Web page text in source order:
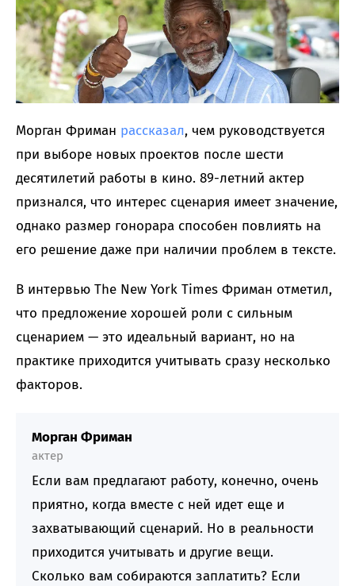
Морган Фриман рассказал, чем руководствуется
при выборе новых проектов после шести
десятилетий работы в кино. 89-летний актер
признался, что интерес сценария имеет значение,
однако размер гонорара способен повлиять на
его решение даже при наличии проблем в тексте.
В интервью The New York Times Фриман отметил,
что предложение хорошей роли с сильным
сценарием — это идеальный вариант, но на
практике приходится учитывать сразу несколько
факторов.
Морган Фриман
актер
Если вам предлагают работу, конечно, очень
приятно, когда вместе с ней идет еще и
захватывающий сценарий. Но в реальности
приходится учитывать и другие вещи.
Сколько вам собираются заплатить? Если